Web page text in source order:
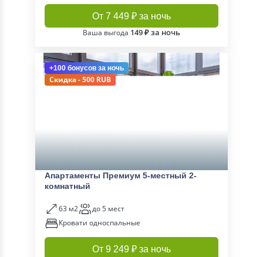
От 7 449 ₽ за ночь
Ваша выгода 149 ₽ за ночь
+100 бонусов за ночь
Скидка - 500 RUB
Апартаменты Премиум 5-местный 2-
комнатный
63 м2
до 5 мест
Кровати односпальные
От 9 249 ₽ за ночь